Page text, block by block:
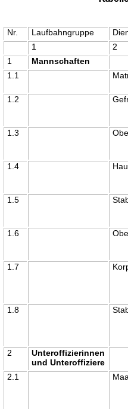
Nr. Laufbahngruppe
1
2
1
Mannschaften
1.1
1.2
1.3
1.4
1.5
1.6
1.7
1.8
2
Unteroffizierinnen
und Unteroffiziere
2.1